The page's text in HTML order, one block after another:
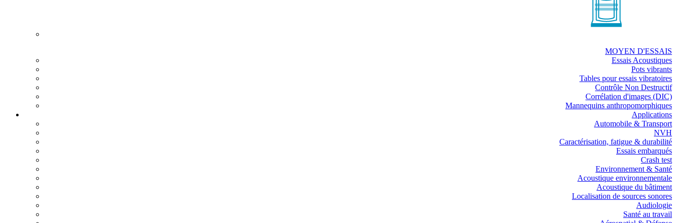
MOYEN D'ESSAIS
Essais Acoustiques
Pots vibrants
Tables pour essais vibratoires
Contrôle Non Destructif
Corrélation d'images (DIC)
Mannequins anthropomorphiques
Applications
Automobile & Transport
NVH
Caractérisation, fatigue & durabilité
Essais embarqués
Crash test
Environnement & Santé
Acoustique environnementale
Acoustique du bâtiment
Localisation de sources sonores
Audiologie
Santé au travail